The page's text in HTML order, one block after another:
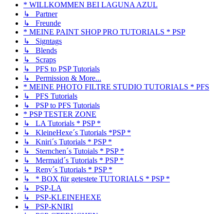
* WILLKOMMEN BEI LAGUNA AZUL
↳ Partner
↳ Freunde
* MEINE PAINT SHOP PRO TUTORIALS * PSP
↳ Signtags
↳ Blends
↳ Scraps
↳ PFS to PSP Tutorials
↳ Permission & More...
* MEINE PHOTO FILTRE STUDIO TUTORIALS * PFS
↳ PFS Tutorials
↳ PSP to PFS Tutorials
* PSP TESTER ZONE
↳ LA Tutorials * PSP *
↳ KleineHexe´s Tutorials *PSP *
↳ Kniri´s Tutorials * PSP *
↳ Sternchen´s Tutoials * PSP *
↳ Mermaid´s Tutorials * PSP *
↳ Reny´s Tutorials * PSP *
↳ * BOX für getestete TUTORIALS * PSP *
↳ PSP-LA
↳ PSP-KLEINEHEXE
↳ PSP-KNIRI